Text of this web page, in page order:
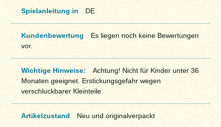
Spielanleitung in DE
Kundenbewertung
Es liegen noch keine Bewertungen
vor.
Wichtige Hinweise:
Achtung! Nicht für Kinder unter 36
Monaten geeignet. Erstickungsgefahr wegen
verschluckbarer Kleinteile.
Artikelzustand Neu und originalverpackt